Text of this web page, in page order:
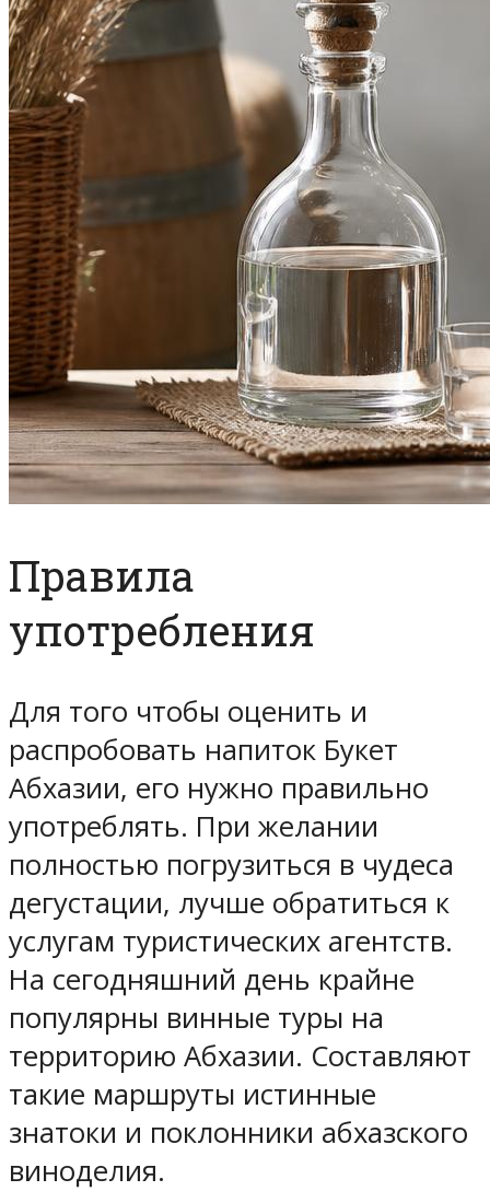
Правила
употребления
Для того чтобы оценить и
распробовать напиток Букет
Абхазии, его нужно правильно
употреблять. При желании
полностью погрузиться в чудеса
дегустации, лучше обратиться к
услугам туристических агентств.
На сегодняшний день крайне
популярны винные туры на
территорию Абхазии. Составляют
такие маршруты истинные
знатоки и поклонники абхазского
виноделия.